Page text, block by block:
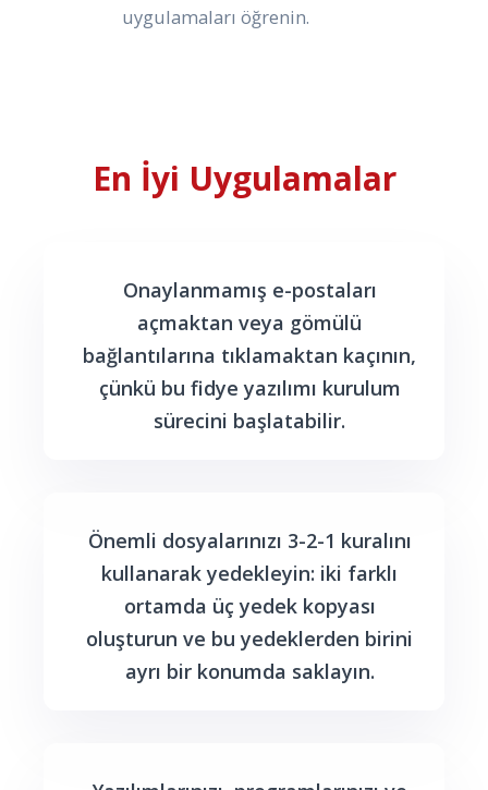
uygulamaları öğrenin.
En İyi Uygulamalar
Onaylanmamış e-postaları
açmaktan veya gömülü
bağlantılarına tıklamaktan kaçının,
çünkü bu fidye yazılımı kurulum
sürecini başlatabilir.
Önemli dosyalarınızı 3-2-1 kuralını
kullanarak yedekleyin: iki farklı
ortamda üç yedek kopyası
oluşturun ve bu yedeklerden birini
ayrı bir konumda saklayın.